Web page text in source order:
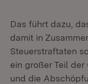
Das führt dazu,
damit in
Steuerstraftaten
ein großer Teil
und die